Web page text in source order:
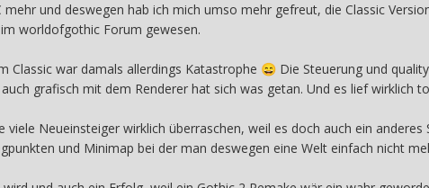
mehr und deswegen hab ich mich umso mehr gefreut, die Classic
worldofgothic Forum gewesen.
Classic war damals allerdings Katastrophe 😄Die Steuerung und
grafisch mit dem Renderer hat sich was getan. Und es lief wirklich
viele Neueinsteiger wirklich überraschen, weil es doch auch ein
und Minimap bei der man deswegen eine Welt einfach nicht